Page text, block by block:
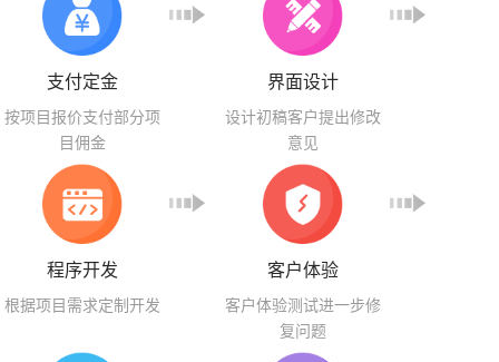
支付定金
按项目报价支付部分项
目佣金
界面设计
设计初稿客户提出修改
意见
程序开发
根据项目需求定制开发
客户体验
客户体验测试进一步修
复问题